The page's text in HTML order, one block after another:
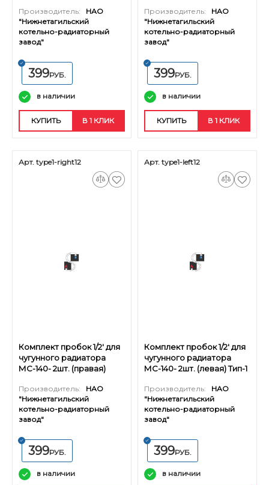
Производитель:
НАО
"Нижнетагильский
котельно-радиаторный
завод"
399РУБ.
в наличии
КУПИТЬ В 1 КЛИК
Производитель:
НАО
"Нижнетагильский
котельно-радиаторный
завод"
399РУБ.
в наличии
КУПИТЬ В 1 КЛИК
Арт. type1-right12
Комплект пробок 1/2' для
чугунного радиатора
МС-140- 2шт. (правая)
Производитель:
НАО
"Нижнетагильский
котельно-радиаторный
завод"
399РУБ.
в наличии
Арт. type1-left12
Комплект пробок 1/2' для
чугунного радиатора
МС-140- 2шт. (левая) Тип-1
Производитель:
НАО
"Нижнетагильский
котельно-радиаторный
завод"
399РУБ.
в наличии